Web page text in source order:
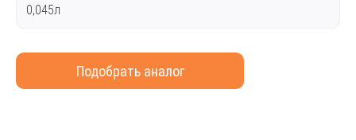
0,045л
Подобрать аналог